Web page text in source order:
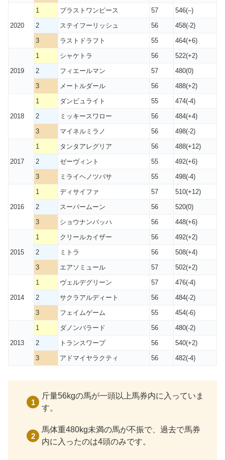
2020
1 ブラストワンピース 57
546(–)
2
ステイフーリッシュ 56
458(-2)
3
ラストドラフト 55 464(+6)
2019
1 シャケトラ 56
522(+2)
2
フィエールマン 57
480(0)
3
メートルダール 56 488(+2)
2018
1 ダンビュライト 55
474(-4)
2
ミッキースワロー 56
484(+4)
3
マイネルミラノ 56 498(-2)
2017
1 タンタアレグリア 56
488(+12)
2
ゼーヴィント 55
492(+6)
3
ミライヘノツバサ 55 498(-4)
2016
1 ディサイファ 57
510(+12)
2
スーパームーン 56
520(0)
3
ショウナンバッハ 56 448(+6)
2015
1 クリールカイザー 56
492(+2)
2
ミトラ 56
508(+4)
3
エアソミュール 57 502(+2)
2014
1 ヴェルデグリーン 57
476(-4)
2
サクラアルディート 56
484(-2)
3
フェイムゲーム 55 454(-6)
2013
1 ダノンバラード 56
480(-2)
2
トランスワープ 56
540(+2)
3
アドマイヤラクティ 56 482(-4)
斤量56kgの馬が一頭以上馬券内に入っていま
す。
馬体重480kg未満の馬が不振で、過去で馬券
内に入ったのは4頭のみです。